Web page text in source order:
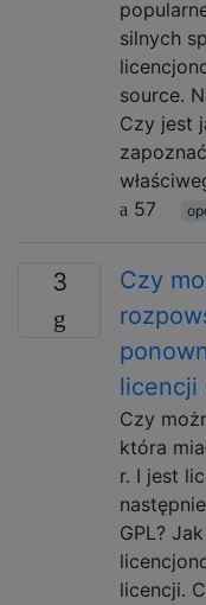
silnych
source.
Czy jest
57
3
Czy
licencji
Czy
która
r. I jest
GPL?
licencji.